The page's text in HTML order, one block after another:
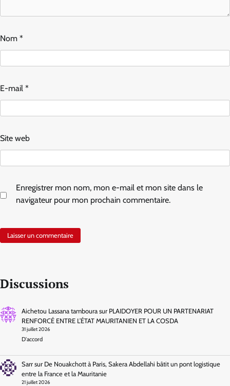
Nom *
E-mail *
Site web
Enregistrer mon nom, mon e-mail et mon site dans le
navigateur pour mon prochain commentaire.
Discussions
Aichetou Lassana tambourasur PLAIDOYER POUR UN PARTENARIAT
RENFORCÉ ENTRE L’ÉTAT MAURITANIEN ET LA COSDA
31 juillet 2026
D'accord
Sarrsur De Nouakchott à Paris, Sakera Abdellahi bâtit un pont logistique
entre la France et la Mauritanie
21 juillet 2026